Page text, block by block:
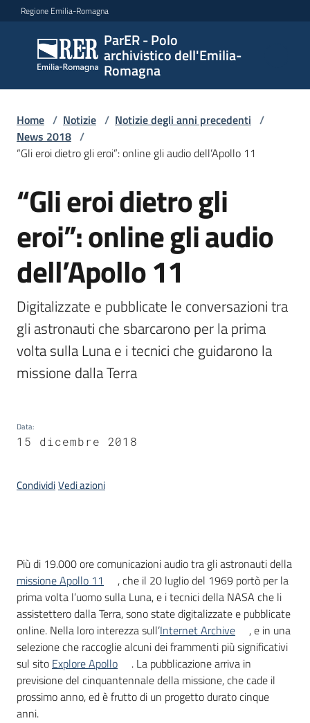
Vai al contenuto
Vai alla navigazione
Vai al footer
Regione Emilia-Romagna
ParER - Polo
archivistico dell'Emilia-
Romagna
ParER -
Polo
archivistico
Romagna
archivistico
Archivio
storico
Conservazione
Argomenti
Home / Notizie / Notizie degli anni precedenti /
News 2018 /
“Gli eroi dietro gli eroi”: online gli audio dell’Apollo 11
Salta al contenuto
“Gli eroi dietro gli
eroi”: online gli audio
dell’Apollo 11
Digitalizzate e pubblicate le conversazioni tra
gli astronauti che sbarcarono per la prima
volta sulla Luna e i tecnici che guidarono la
missione dalla Terra
Data:
15 dicembre 2018
CondividiVedi azioni
Introduzione
Più di 19.000 ore comunicazioni audio tra gli astronauti della
missione Apollo 11
, che il 20 luglio del 1969 portò per la
prima volta l’uomo sulla Luna, e i tecnici della NASA che li
assistettero dalla Terra, sono state digitalizzate e pubblicate
online. Nella loro interezza sull’Internet Archive
, e in una
selezione che raccoglie alcuni dei frammenti più significativi
sul sito Explore Apollo
. La pubblicazione arriva in
previsione del cinquantennale della missione, che cade il
prossimo anno, ed è frutto di un progetto durato cinque
anni.